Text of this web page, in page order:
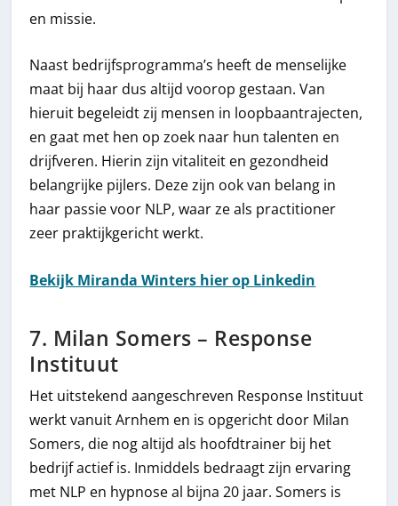
en missie.
Naast bedrijfsprogramma’s heeft de menselijke
maat bij haar dus altijd voorop gestaan. Van
hieruit begeleidt zij mensen in loopbaantrajecten,
en gaat met hen op zoek naar hun talenten en
drijfveren. Hierin zijn vitaliteit en gezondheid
belangrijke pijlers. Deze zijn ook van belang in
haar passie voor NLP, waar ze als practitioner
zeer praktijkgericht werkt.
Bekijk Miranda Winters hier op Linkedin
7. Milan Somers – Response
Instituut
Het uitstekend aangeschreven Response Instituut
werkt vanuit Arnhem en is opgericht door Milan
Somers, die nog altijd als hoofdtrainer bij het
bedrijf actief is. Inmiddels bedraagt zijn ervaring
met NLP en hypnose al bijna 20 jaar. Somers is